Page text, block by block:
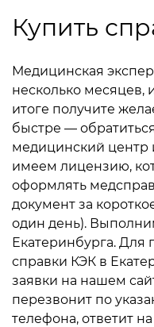
Купить
Медицинская
несколько месяцев,
итоге получите
быстре —
медицинский центр
имеем лицензию,
оформлять
документ за
один день).
Екатеринбурга. Для
справки КЭК в
заявки на нашем
перезвонит по
телефона, ответит